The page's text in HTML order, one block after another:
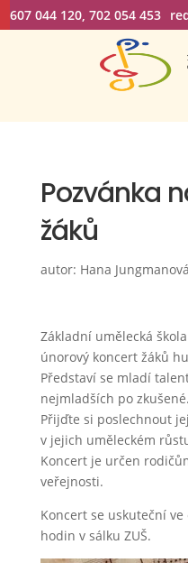
607 044 120, 702 054 453
Pozvánka
žáků
autor: Hana Jungmanová
Základní umělecká
únorový koncert žáků
Představí se mladí
nejmladších po zkušené.
Přijďte si poslechnout
v jejich uměleckém
Koncert je určen
veřejnosti.
Koncert se uskuteční
hodin v sálku ZUŠ.